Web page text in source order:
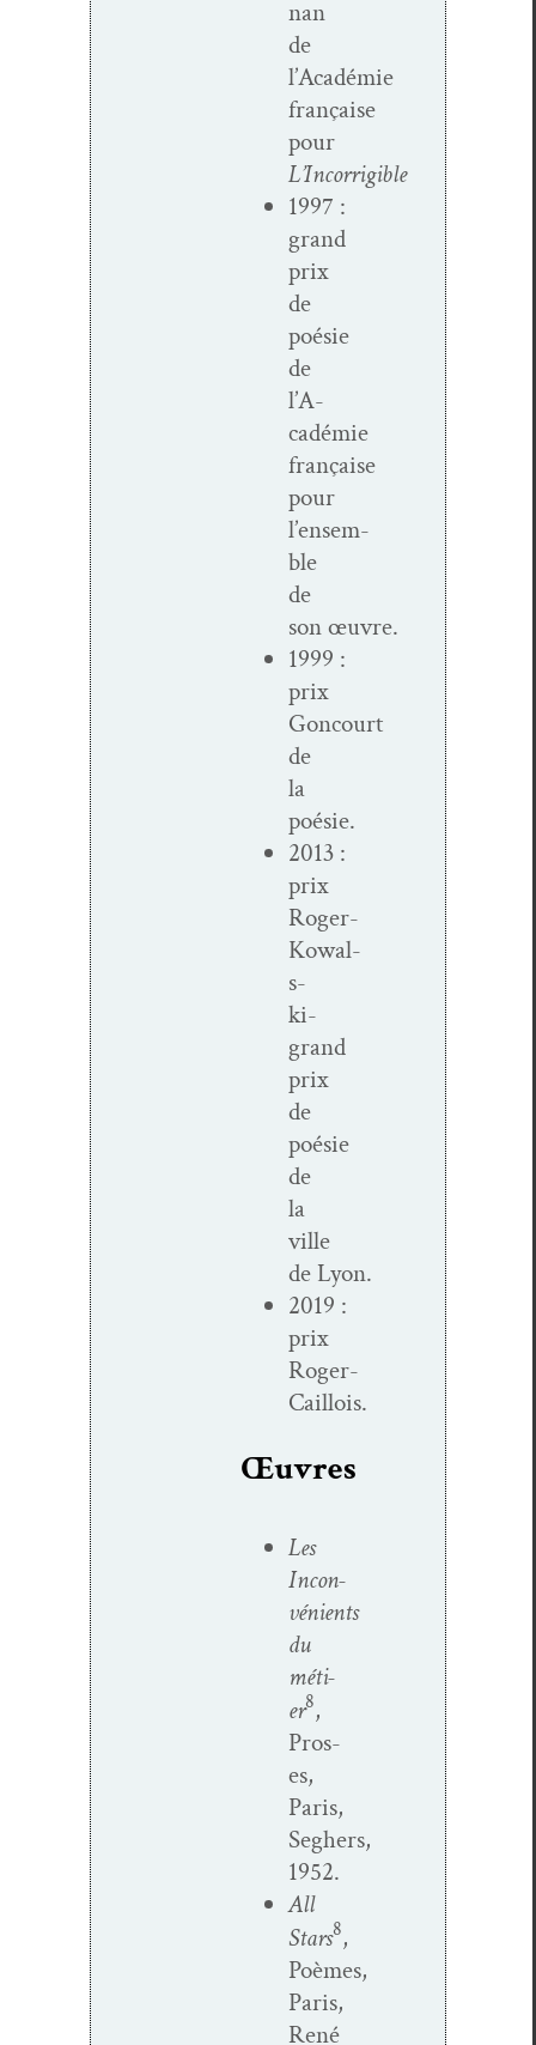
nan
de
l’Académie
française
pour
L’Incorrigible
1997 :
grand
prix
de
poésie
de
l’A­
cadémie
française
pour
l’ensem­
ble
de
son œuvre.
1999 :
prix
Goncourt
de
la
poésie.
2013 :
prix
Roger-
Kowal­
s­­
ki-
grand
prix
de
poésie
de
la
ville
de Lyon.
2019 :
prix
Roger-
Caillois.
Œuvres
Les
Incon­
vénients
du
méti­
er8,
Pros­
es,
Paris,
Seghers,
1952.
All
Stars8,
Poèmes,
Paris,
René